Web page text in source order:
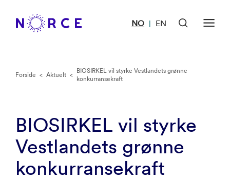
NO | EN
Forside < Aktuelt < BIOSIRKEL vil styrke Vestlandets grønne
konkurransekraft
BIOSIRKEL vil styrke
Vestlandets grønne
konkurransekraft